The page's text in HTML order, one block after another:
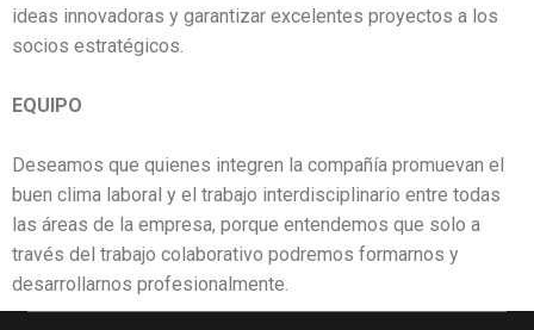
ideas innovadoras y garantizar excelentes proyectos a los
socios estratégicos.
EQUIPO
Deseamos que quienes integren la compañía promuevan el
buen clima laboral y el trabajo interdisciplinario entre todas
las áreas de la empresa, porque entendemos que solo a
través del trabajo colaborativo podremos formarnos y
desarrollarnos profesionalmente.